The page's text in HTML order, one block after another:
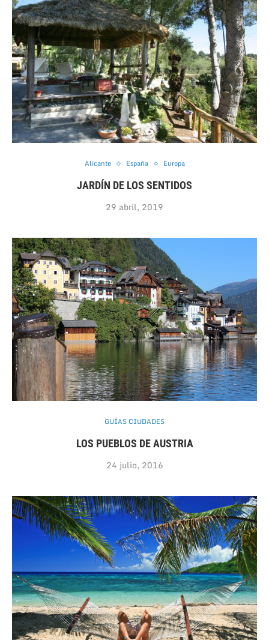
Alicante España Europa
JARDÍN DE LOS SENTIDOS
29 abril, 2019
GUÍAS CIUDADES
LOS PUEBLOS DE AUSTRIA
24 julio, 2016